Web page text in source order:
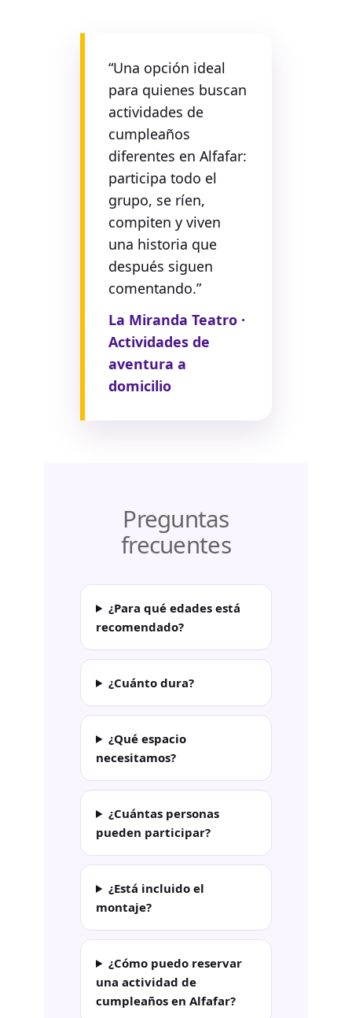
“Una opción ideal
para quienes buscan
actividades de
cumpleaños
diferentes en Alfafar:
participa todo el
grupo, se ríen,
compiten y viven
una historia que
después siguen
comentando.”
La Miranda Teatro ·
Actividades de
aventura a
domicilio
Preguntas
frecuentes
¿Para qué edades está
recomendado?
¿Cuánto dura?
¿Qué espacio
necesitamos?
¿Cuántas personas
pueden participar?
¿Está incluido el
montaje?
¿Cómo puedo reservar
una actividad de
cumpleaños en Alfafar?